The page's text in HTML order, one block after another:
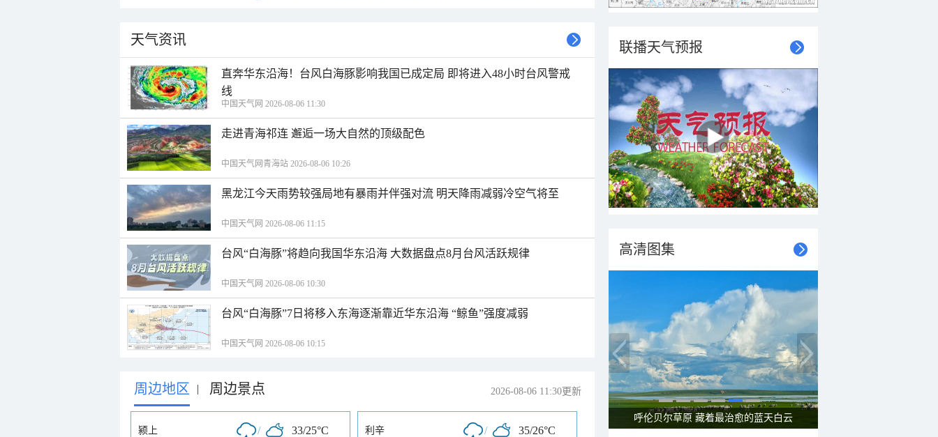
天气资讯
直奔华东沿海！台风白海豚影响我国已成定局 即将进入48小时台风警戒
线
中国天气网 2026-08-06 11:30
走进青海祁连 邂逅一场大自然的顶级配色
中国天气网青海站 2026-08-06 10:26
黑龙江今天雨势较强局地有暴雨并伴强对流 明天降雨减弱冷空气将至
中国天气网 2026-08-06 11:15
台风“白海豚”将趋向我国华东沿海 大数据盘点8月台风活跃规律
中国天气网 2026-08-06 10:30
台风“白海豚”7日将移入东海逐渐靠近华东沿海 “鲸鱼”强度减弱
中国天气网 2026-08-06 10:15
周边地区 | 周边景点 2026-08-06 11:30更新
颍上 / 33/25°C 利辛 / 35/26°C
联播天气预报
高清图集
呼伦贝尔草原 藏着最治愈的蓝天白云